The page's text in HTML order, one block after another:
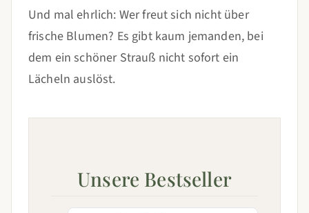
Und mal ehrlich: Wer freut sich nicht über
frische Blumen? Es gibt kaum jemanden, bei
dem ein schöner Strauß nicht sofort ein
Lächeln auslöst.
Unsere Bestseller